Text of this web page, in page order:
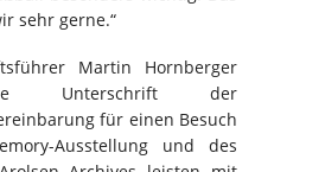
sehr gerne.“
Martin Hornberger
Unterschrift der
für einen Besuch
Ausstellung und des